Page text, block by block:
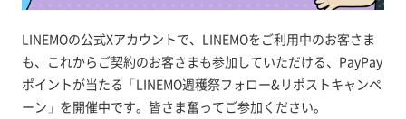
LINEMOの公式Xアカウントで、LINEMOをご利用中のお客さま
も、これからご契約のお客さまも参加していただける、PayPay
ポイントが当たる「LINEMO週穫祭フォロー&リポストキャンペ
ーン」を開催中です。皆さま奮ってご参加ください。